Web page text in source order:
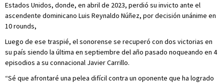
Estados Unidos, donde, en abril de 2023, perdió su invicto ante el
ascendente dominicano Luis Reynaldo Núñez, por decisión unánime en
10 rounds,
Luego de ese traspié, el sonorense se recuperó con dos victorias en
su país siendo la última en septiembre del año pasado noqueando en 4
episodios a su connacional Javier Carrillo.
“Sé que afrontaré una pelea difícil contra un oponente que ha logrado